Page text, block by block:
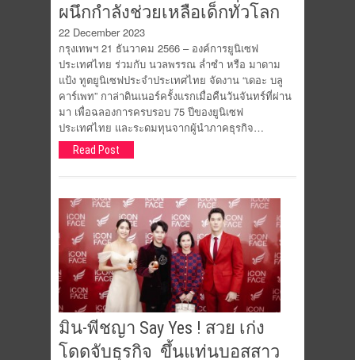
ผนึกกำลังช่วยเหลือเด็กทั่วโลก
22 December 2023
กรุงเทพฯ 21 ธันวาคม 2566 – องค์การยูนิเซฟ
ประเทศไทย ร่วมกับ นวลพรรณ ล่ำซำ หรือ มาดาม
แป้ง ทูตยูนิเซฟประจำประเทศไทย จัดงาน “เดอะ บลู
คาร์เพท” กาล่าดินเนอร์ครั้งแรกเมื่อคืนวันจันทร์ที่ผ่าน
มา เพื่อฉลองการครบรอบ 75 ปีของยูนิเซฟ
ประเทศไทย และระดมทุนจากผู้นำภาคธุรกิจ…
Read Post
มิน-พีชญา Say Yes ! สวย เก่ง
โดดจับธุรกิจ ขึ้นแท่นบอสสาว